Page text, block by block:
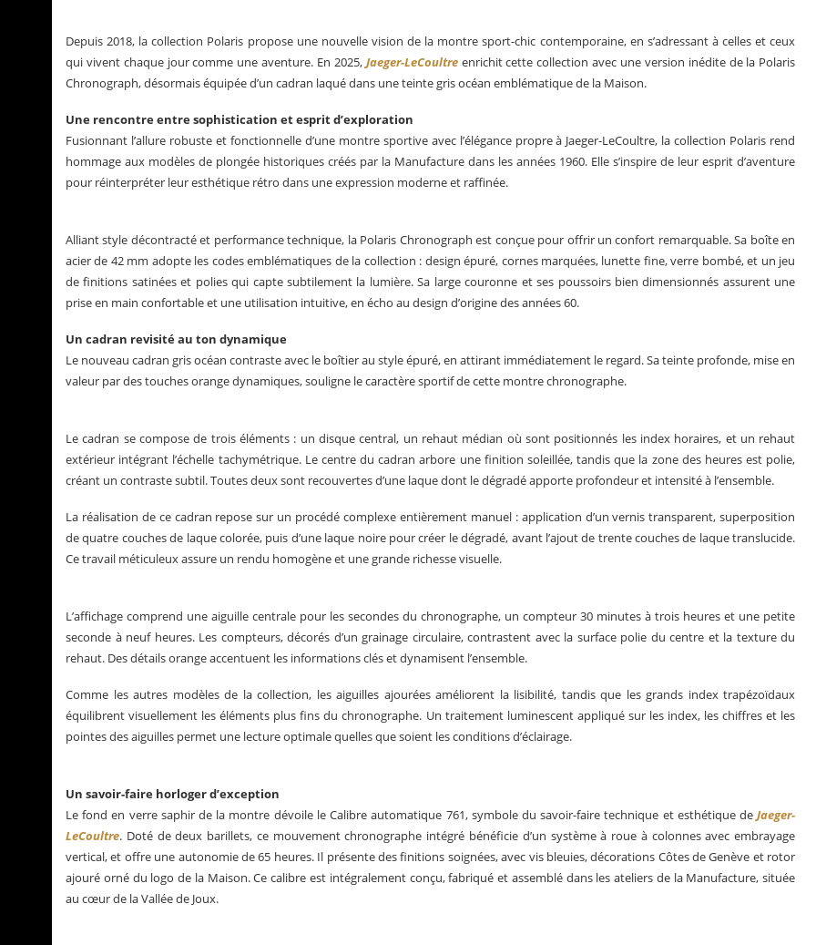
Depuis 2018, la collection Polaris propose une nouvelle vision de la montre sport-chic contemporaine, en s’adressant à celles et ceux
qui vivent chaque jour comme une aventure. En 2025, Jaeger-LeCoultre enrichit cette collection avec une version inédite de la Polaris
Chronograph, désormais équipée d’un cadran laqué dans une teinte gris océan emblématique de la Maison.
Une rencontre entre sophistication et esprit d’exploration
Fusionnant l’allure robuste et fonctionnelle d’une montre sportive avec l’élégance propre à Jaeger-LeCoultre, la collection Polaris rend
hommage aux modèles de plongée historiques créés par la Manufacture dans les années 1960. Elle s’inspire de leur esprit d’aventure
pour réinterpréter leur esthétique rétro dans une expression moderne et raffinée.
Alliant style décontracté et performance technique, la Polaris Chronograph est conçue pour offrir un confort remarquable. Sa boîte en
acier de 42 mm adopte les codes emblématiques de la collection : design épuré, cornes marquées, lunette fine, verre bombé, et un jeu
de finitions satinées et polies qui capte subtilement la lumière. Sa large couronne et ses poussoirs bien dimensionnés assurent une
prise en main confortable et une utilisation intuitive, en écho au design d’origine des années 60.
Un cadran revisité au ton dynamique
Le nouveau cadran gris océan contraste avec le boîtier au style épuré, en attirant immédiatement le regard. Sa teinte profonde, mise en
valeur par des touches orange dynamiques, souligne le caractère sportif de cette montre chronographe.
Le cadran se compose de trois éléments : un disque central, un rehaut médian où sont positionnés les index horaires, et un rehaut
extérieur intégrant l’échelle tachymétrique. Le centre du cadran arbore une finition soleillée, tandis que la zone des heures est polie,
créant un contraste subtil. Toutes deux sont recouvertes d’une laque dont le dégradé apporte profondeur et intensité à l’ensemble.
La réalisation de ce cadran repose sur un procédé complexe entièrement manuel : application d’un vernis transparent, superposition
de quatre couches de laque colorée, puis d’une laque noire pour créer le dégradé, avant l’ajout de trente couches de laque translucide.
Ce travail méticuleux assure un rendu homogène et une grande richesse visuelle.
L’affichage comprend une aiguille centrale pour les secondes du chronographe, un compteur 30 minutes à trois heures et une petite
seconde à neuf heures. Les compteurs, décorés d’un grainage circulaire, contrastent avec la surface polie du centre et la texture du
rehaut. Des détails orange accentuent les informations clés et dynamisent l’ensemble.
Comme les autres modèles de la collection, les aiguilles ajourées améliorent la lisibilité, tandis que les grands index trapézoïdaux
équilibrent visuellement les éléments plus fins du chronographe. Un traitement luminescent appliqué sur les index, les chiffres et les
pointes des aiguilles permet une lecture optimale quelles que soient les conditions d’éclairage.
Un savoir-faire horloger d’exception
Le fond en verre saphir de la montre dévoile le Calibre automatique 761, symbole du savoir-faire technique et esthétique deJaeger-
LeCoultre. Doté de deux barillets, ce mouvement chronographe intégré bénéficie d’un système à roue à colonnes avec embrayage
vertical, et offre une autonomie de 65 heures. Il présente des finitions soignées, avec vis bleuies, décorations Côtes de Genève et rotor
ajouré orné du logo de la Maison. Ce calibre est intégralement conçu, fabriqué et assemblé dans les ateliers de la Manufacture, située
au cœur de la Vallée de Joux.
La Santos de Cartier Le business des montres en 2025 Les grandes